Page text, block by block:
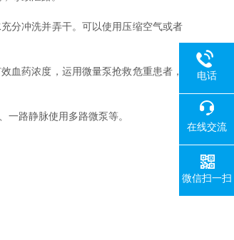
分冲洗并弄干。可以使用压缩空气或者
药浓度，运用微量泵抢救危重患者，
路静脉使用多路微泵等。
电话
在线交流
微信扫一扫